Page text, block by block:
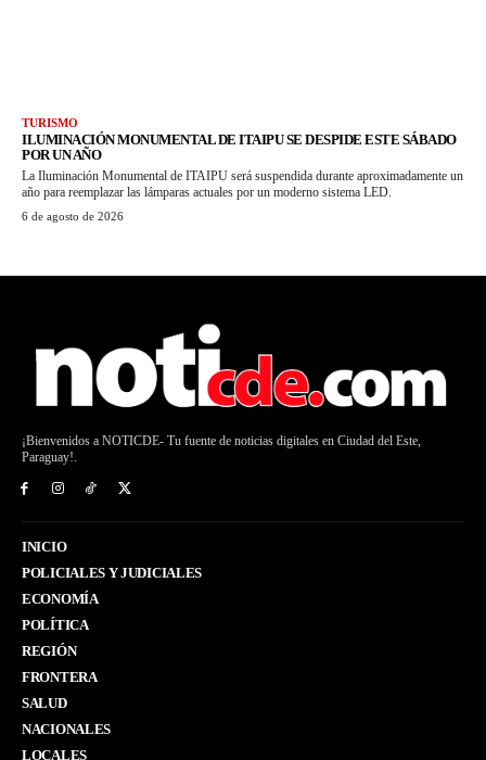
TURISMO
ILUMINACIÓN MONUMENTAL DE ITAIPU SE DESPIDE ESTE SÁBADO
POR UN AÑO
La Iluminación Monumental de ITAIPU será suspendida durante aproximadamente un
año para reemplazar las lámparas actuales por un moderno sistema LED.
6 de agosto de 2026
¡Bienvenidos a NOTICDE- Tu fuente de noticias digitales en Ciudad del Este,
Paraguay!.
INICIO
POLICIALES Y JUDICIALES
ECONOMÍA
POLÍTICA
REGIÓN
FRONTERA
SALUD
NACIONALES
LOCALES